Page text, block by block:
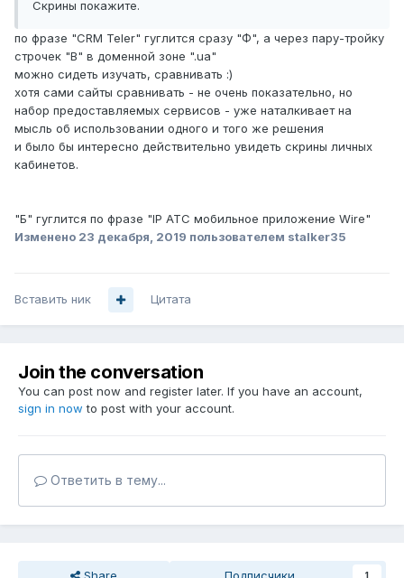
Скрины покажите.
по фразе "CRM Teler" гуглится сразу "Ф", а через пару-тройку
строчек "В" в доменной зоне ".ua"
можно сидеть изучать, сравнивать :)
хотя сами сайты сравнивать - не очень показательно, но
набор предоставляемых сервисов - уже наталкивает на
мысль об использовании одного и того же решения
и было бы интересно действительно увидеть скрины личных
кабинетов.
"Б" гуглится по фразе "IP АТС мобильное приложение Wire"
Изменено 23 декабря, 2019 пользователем stalker35
Вставить ник Цитата
Join the conversation
You can post now and register later. If you have an account,
sign in now to post with your account.
Ответить в тему...
1